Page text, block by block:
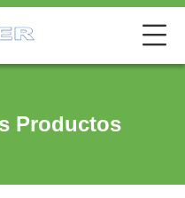
Productos